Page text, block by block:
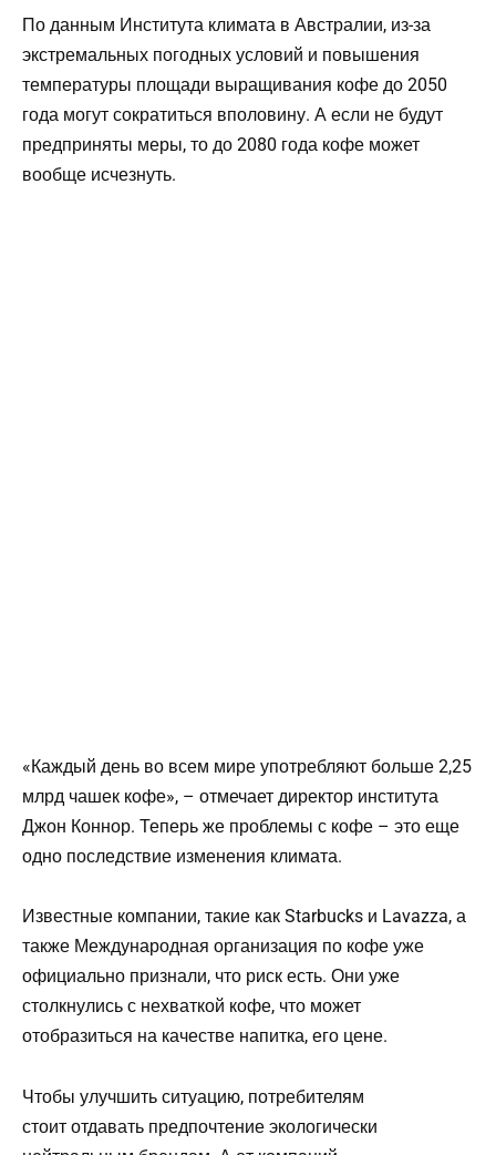
По данным Института климата в Австралии, из-за
экстремальных погодных условий и повышения
температуры площади выращивания кофе до 2050
года могут сократиться вполовину. А если не будут
предприняты меры, то до 2080 года кофе может
вообще исчезнуть.
«Каждый день во всем мире употребляют больше 2,25
млрд чашек кофе», – отмечает директор института
Джон Коннор. Теперь же проблемы с кофе – это еще
одно последствие изменения климата.
Известные компании, такие как Starbucks и Lavazza, а
также Международная организация по кофе уже
официально признали, что риск есть. Они уже
столкнулись с нехваткой кофе, что может
отобразиться на качестве напитка, его цене.
Чтобы улучшить ситуацию, потребителям
стоит отдавать предпочтение экологически